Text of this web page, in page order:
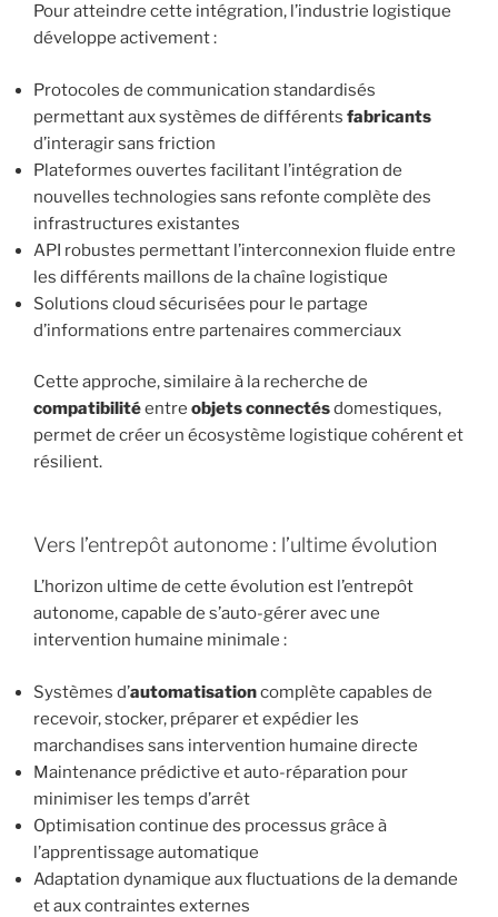
Pour atteindre cette intégration, l’industrie logistique
développe activement :
Protocoles de communication standardisés
permettant aux systèmes de différents fabricants
d’interagir sans friction
Plateformes ouvertes facilitant l’intégration de
nouvelles technologies sans refonte complète des
infrastructures existantes
API robustes permettant l’interconnexion fluide entre
les différents maillons de la chaîne logistique
Solutions cloud sécurisées pour le partage
d’informations entre partenaires commerciaux
Cette approche, similaire à la recherche de
compatibilitéentre objets connectésdomestiques,
permet de créer un écosystème logistique cohérent et
résilient.
Vers l’entrepôt autonome : l’ultime évolution
L’horizon ultime de cette évolution est l’entrepôt
autonome, capable de s’auto-gérer avec une
intervention humaine minimale :
Systèmes d’automatisationcomplète capables de
recevoir, stocker, préparer et expédier les
marchandises sans intervention humaine directe
Maintenance prédictive et auto-réparation pour
minimiser les temps d’arrêt
Optimisation continue des processus grâce à
l’apprentissage automatique
Adaptation dynamique aux fluctuations de la demande
et aux contraintes externes